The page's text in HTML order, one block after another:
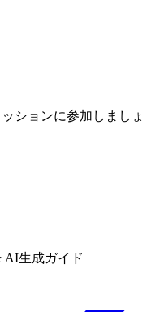
ションに参加しましょ
AI生成ガイド